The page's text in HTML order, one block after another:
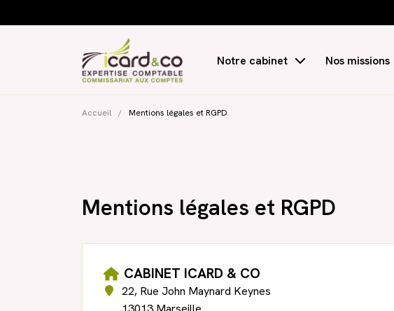
Notre cabinet
Recrutement
Blog
Nos missions
Création
Patrimoine
Accueil / Mentions légales et RGPD
Mentions légales et RGPD
CABINET ICARD & CO
22, Rue John Maynard Keynes